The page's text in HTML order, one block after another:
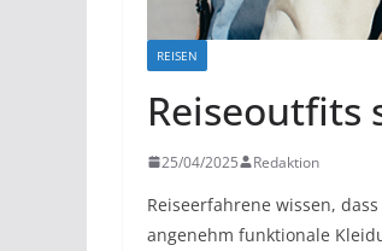
REISEN
25/04/2025 Redaktion
Reiseerfahrene wissen,
angenehm funktionale